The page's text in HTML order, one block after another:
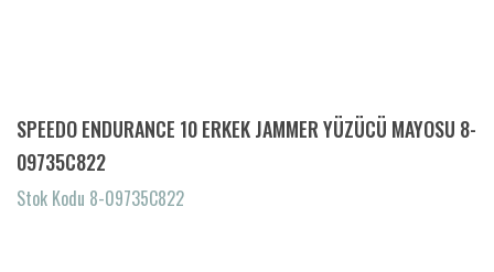
SPEEDO ENDURANCE 10 ERKEK JAMMER YÜZÜCÜ MAYOSU 8-
09735C822
Stok Kodu 8-09735C822